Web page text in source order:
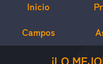
Inicio
Campos
¿QUÉ ES HOP UP?